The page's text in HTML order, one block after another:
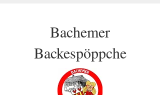
Bachemer
Backespöppche